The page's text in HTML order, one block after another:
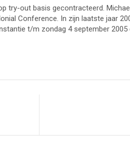
try-out basis gecontracteerd.
Conference. In zijn laatste jaar
t/m zondag 4 september